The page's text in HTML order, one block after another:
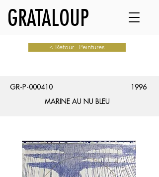
GRATALOUP
< Retour - Peintures
GR-P-000410
1996
MARINE AU NU BLEU